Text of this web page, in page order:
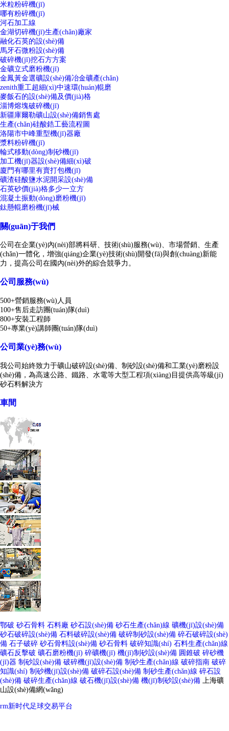
米粒粉碎機(jī)
哪有粉碎機(jī)
河石加工線
金湖切碎機(jī)生產(chǎn)廠家
融化石英的設(shè)備
馬牙石微粉設(shè)備
破碎機(jī)挖石方方案
金礦立式磨粉機(jī)
金鳳黃金選礦設(shè)備冶金礦產(chǎn)
zenith重工超細(xì)中速環(huán)輥磨
麥飯石的設(shè)備及價(jià)格
淄博熔塊破碎機(jī)
新疆庫爾勒礦山設(shè)備銷售處
生產(chǎn)硅酸鋯工藝流程圖
洛陽市中峰重型機(jī)器廠
漿料粉碎機(jī)
輪式移動(dòng)制砂機(jī)
加工機(jī)器設(shè)備細(xì)破
廈門有哪里有賣打包機(jī)
礦渣硅酸鹽水泥開采設(shè)備
石英砂價(jià)格多少一立方
混凝土振動(dòng)磨粉機(jī)
鈦懸輥磨粉機(jī)械
關(guān)于我們
公司在企業(yè)內(nèi)部將科研、技術(shù)服務(wù)、市場營銷、生產
(chǎn)一體化，增強(qiáng)企業(yè)技術(shù)開發(fā)與創(chuàng)新能
力，提高公司在國內(nèi)外的綜合競爭力。
公司服務(wù)
500+營銷服務(wù)人員
100+售后走訪團(tuán)隊(duì)
800+安裝工程師
50+專業(yè)講師團(tuán)隊(duì)
公司業(yè)務(wù)
我公司始終致力于礦山破碎設(shè)備、制砂設(shè)備和工業(yè)磨粉設
(shè)備，為高速公路、鐵路、水電等大型工程項(xiàng)目提供高等級(jí)
砂石料解決方
車間
鄂破 砂石骨料 石料廠 砂石設(shè)備 砂石生產(chǎn)線 礦機(jī)設(shè)備
砂石破碎設(shè)備 石料破碎設(shè)備 破碎制砂設(shè)備 碎石破碎設(shè)
備 石子破碎 砂石骨料設(shè)備 砂石骨料 破碎知識(shí) 石料生產(chǎn)線
礦石反擊破 礦石磨粉機(jī) 碎礦機(jī) 機(jī)制砂設(shè)備 圓錐破 碎砂機
(jī)器 制砂設(shè)備 破碎機(jī)設(shè)備 制砂生產(chǎn)線 破碎指南 破碎
知識(shí) 制砂機(jī)設(shè)備 破碎石設(shè)備 制砂生產(chǎn)線 碎石設
(shè)備 破碎生產(chǎn)線 破石機(jī)設(shè)備 機(jī)制砂設(shè)備 上海礦
山設(shè)備網(wǎng)
rm新时代足球交易平台